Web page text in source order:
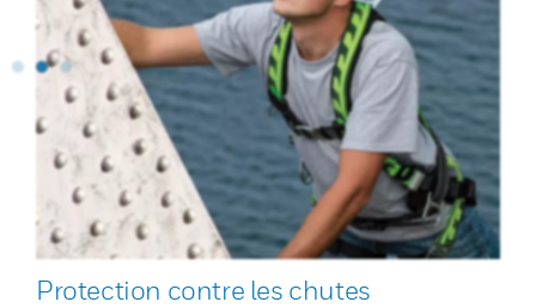
Protection contre les chutes